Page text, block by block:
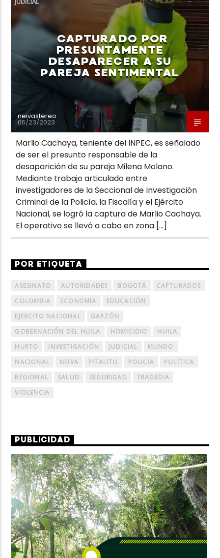
CAPTURADO POR
PRESUNTAMENTE
DESAPARECER A SU
PAREJA SENTIMENTAL
neivastereo
06/23/2023
Marlio Cachaya, teniente del INPEC, es señalado
de ser el presunto responsable de la
desaparición de su pareja Milena Molano.
Mediante trabajo articulado entre
investigadores de la Seccional de Investigación
Criminal de la Policía, la Fiscalía y el Ejército
Nacional, se logró la captura de Marlio Cachaya.
El operativo se llevó a cabo en zona […]
POR ETIQUETA
ASESINATO AUTORIDADES BOGOTÁ
CAPTURADOS
COLOMBIA
ECONOMÍA
EDUCACIÓN
EJERCITO NACIONAL
GARZÓN
GOBERNACIÓN DEL HUILA
HOMICIDIO
HUILA
HURTO
INVESTIGACIÓN JUDICIAL
MUNDO
NACIONAL
NEIVA PITALITO POLICÍA
POLÍTICA
REGIONAL
SALUD SEGURIDAD
TRAGEDIA
VIOLENCIA
PUBLICIDAD